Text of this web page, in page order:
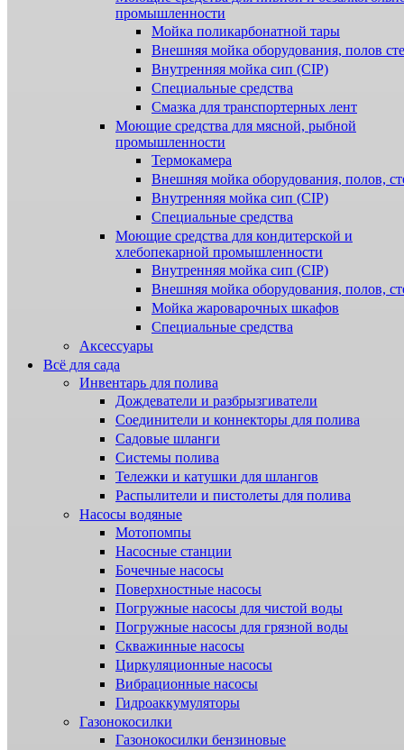
промышленности
Мойка поликарбонатной тары
Внешняя мойка оборудования, полов
Внутренняя мойка сип (CIP)
Специальные средства
Смазка для транспортерных лент
Моющие средства для мясной, рыбной
промышленности
Термокамера
Внешняя мойка оборудования, полов,
Внутренняя мойка сип (CIP)
Специальные средства
Моющие средства для кондитерской и
хлебопекарной промышленности
Внутренняя мойка сип (CIP)
Внешняя мойка оборудования, полов,
Мойка жароварочных шкафов
Специальные средства
Аксессуары
Всё для сада
Инвентарь для полива
Дождеватели и разбрызгиватели
Соединители и коннекторы для полива
Садовые шланги
Системы полива
Тележки и катушки для шлангов
Распылители и пистолеты для полива
Насосы водяные
Мотопомпы
Насосные станции
Бочечные насосы
Поверхностные насосы
Погружные насосы для чистой воды
Погружные насосы для грязной воды
Скважинные насосы
Циркуляционные насосы
Вибрационные насосы
Гидроаккумуляторы
Газонокосилки
Газонокосилки бензиновые